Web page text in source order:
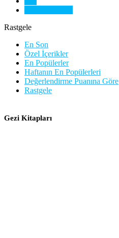
Rastgele
En Son
Özel İçerikler
En Popülerler
Haftanın En Popülerleri
Değerlendirme Puanına Göre
Rastgele
Gezi Kitapları